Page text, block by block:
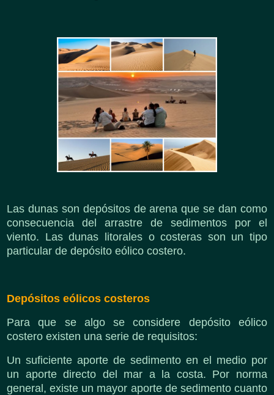
Las dunas son depósitos de arena que se dan como
consecuencia del arrastre de sedimentos por el
viento. Las dunas litorales o costeras son un tipo
particular de depósito eólico costero.
Depósitos eólicos costeros
Para que se algo se considere depósito eólico
costero existen una serie de requisitos:
Un suficiente aporte de sedimento en el medio por
un aporte directo del mar a la costa. Por norma
general, existe un mayor aporte de sedimento cuanto